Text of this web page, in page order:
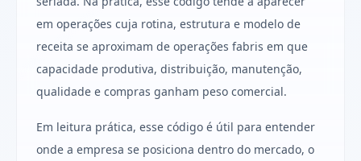
em operações cuja rotina, estrutura e modelo de
receita se aproximam de operações fabris em que
capacidade produtiva, distribuição, manutenção,
qualidade e compras ganham peso comercial.
Em leitura prática, esse código é útil para entender
onde a empresa se posiciona dentro do mercado, o